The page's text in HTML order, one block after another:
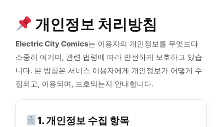
개인정보 처리방침
Electric City Comics는 이용자의 개인정보를 무엇보다
소중히 여기며, 관련 법령에 따라 안전하게 보호하고 있습
니다. 본 방침은 서비스 이용자에게 개인정보가 어떻게 수
집되고, 이용되며, 보호되는지 안내합니다.
1. 개인정보 수집 항목